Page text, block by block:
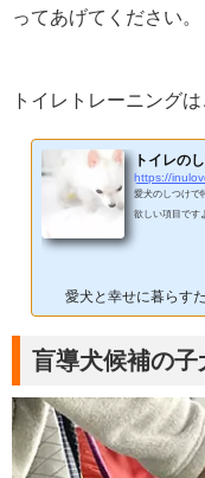
ってあげてください。
トイレトレーニング
トイレの
https://
愛犬のしつけで
欲しい項目です
に活用したトイ
教えることが大
愛犬と幸せに暮らす
盲導犬候補の子